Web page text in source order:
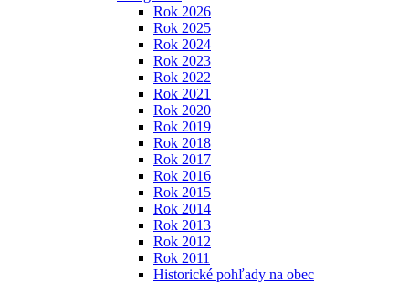
Rok 2026
Rok 2025
Rok 2024
Rok 2023
Rok 2022
Rok 2021
Rok 2020
Rok 2019
Rok 2018
Rok 2017
Rok 2016
Rok 2015
Rok 2014
Rok 2013
Rok 2012
Rok 2011
Historické pohľady na obec